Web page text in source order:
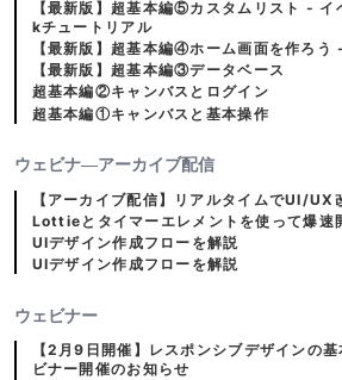
【最新版】超基本編⑤カスタムリスト -
kチュートリアル
【最新版】超基本編④ホーム画面を作ろう
【最新版】超基本編③データベース
超基本編②キャンバスとログイン
超基本編①キャンバスと基本操作
ウェビナ―アーカイブ配信
【アーカイブ配信】リアルタイムでUI/UX
Lottieとタイマーエレメントを使って爆速
UIデザイン作成フローを解説
UIデザイン作成フローを解説
ウェビナー
【2月9日開催】レスポンシブデザインの
ビナー開催のお知らせ